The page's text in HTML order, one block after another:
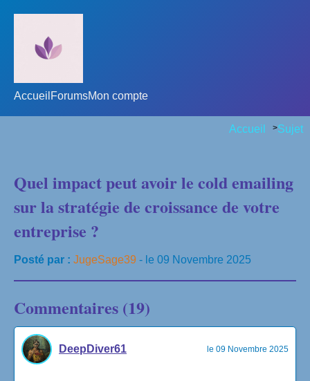
Accueil ForumsMon compte
Accueil >Sujet
Quel impact peut avoir le cold emailing
sur la stratégie de croissance de votre
entreprise ?
Posté par : JugeSage39 - le 09 Novembre 2025
Commentaires (19)
DeepDiver61 le 09 Novembre 2025